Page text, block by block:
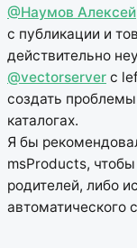
@Наумов Алексей
с публикации и
действительно
@vectorserver с
создать
каталогах.
Я бы
msProducts,
родителей, либо
автоматического